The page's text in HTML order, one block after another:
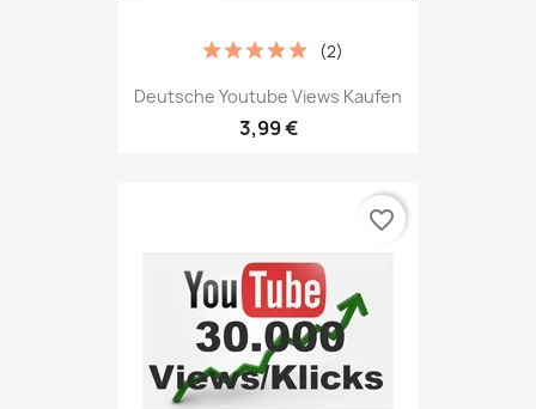
Deutsche Youtube Views Kaufen
3,99 €
(2)
favorite_border